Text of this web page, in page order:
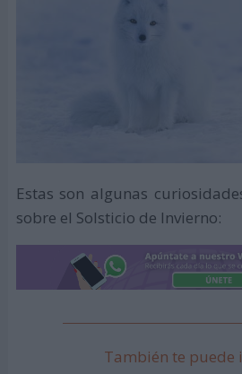
Estas son algunas
sobre el Solsticio de Invierno:
También te puede